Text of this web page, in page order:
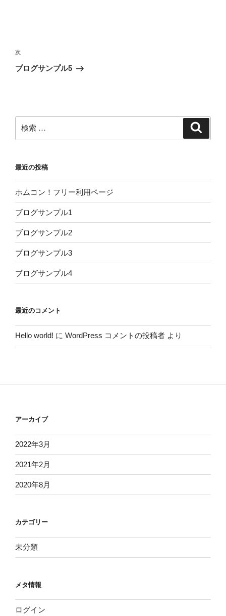
稿
ナ
シ
ョ
次
の
次
ブログサンプル5
索:
最近の投稿
ホムコン！フリー利用ページ
ブログサンプル1
ブログサンプル2
ブログサンプル3
ブログサンプル4
最近のコメント
Hello world! に WordPress コメントの投稿者 より
アーカイブ
2022年3月
2021年2月
2020年8月
カテゴリー
未分類
メタ情報
ログイン